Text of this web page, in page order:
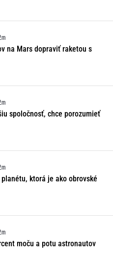
na Mars dopraviť raketou s
spoločnosť, chce porozumieť
ktorá je ako obrovské
moču a potu astronautov